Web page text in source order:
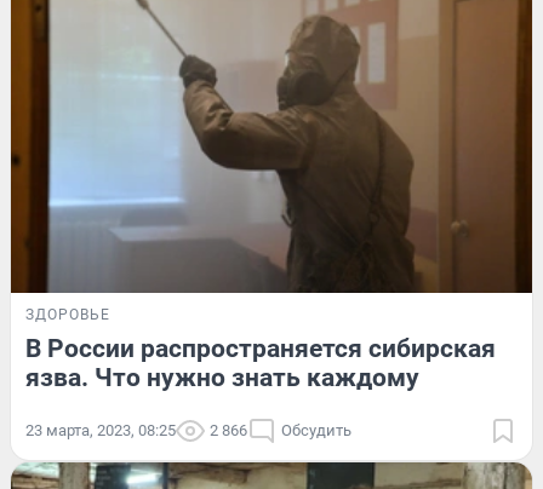
ЗДОРОВЬЕ
В России распространяется сибирская
язва. Что нужно знать каждому
23 марта, 2023, 08:25 2 866 Обсудить